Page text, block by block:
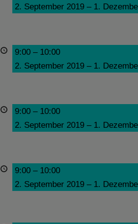
2. September 2019 – 1.
9:00 – 10:00
2. September 2019 – 1.
9:00 – 10:00
2. September 2019 – 1.
9:00 – 10:00
2. September 2019 – 1.